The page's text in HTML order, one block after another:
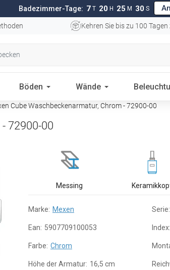
Badezimmer-Tage: 7 T 20 H 25 M 29 S
Kehren Sie bis zu 100
Böden Wände
Cube Waschbeckenarmatur, Chrom - 72900-00
72900-00
Messing
Marke: Mexen Serie:
Ean: 5907709100053 Index:
Farbe: Chrom
Höhe der Armatur: 16,5 cm